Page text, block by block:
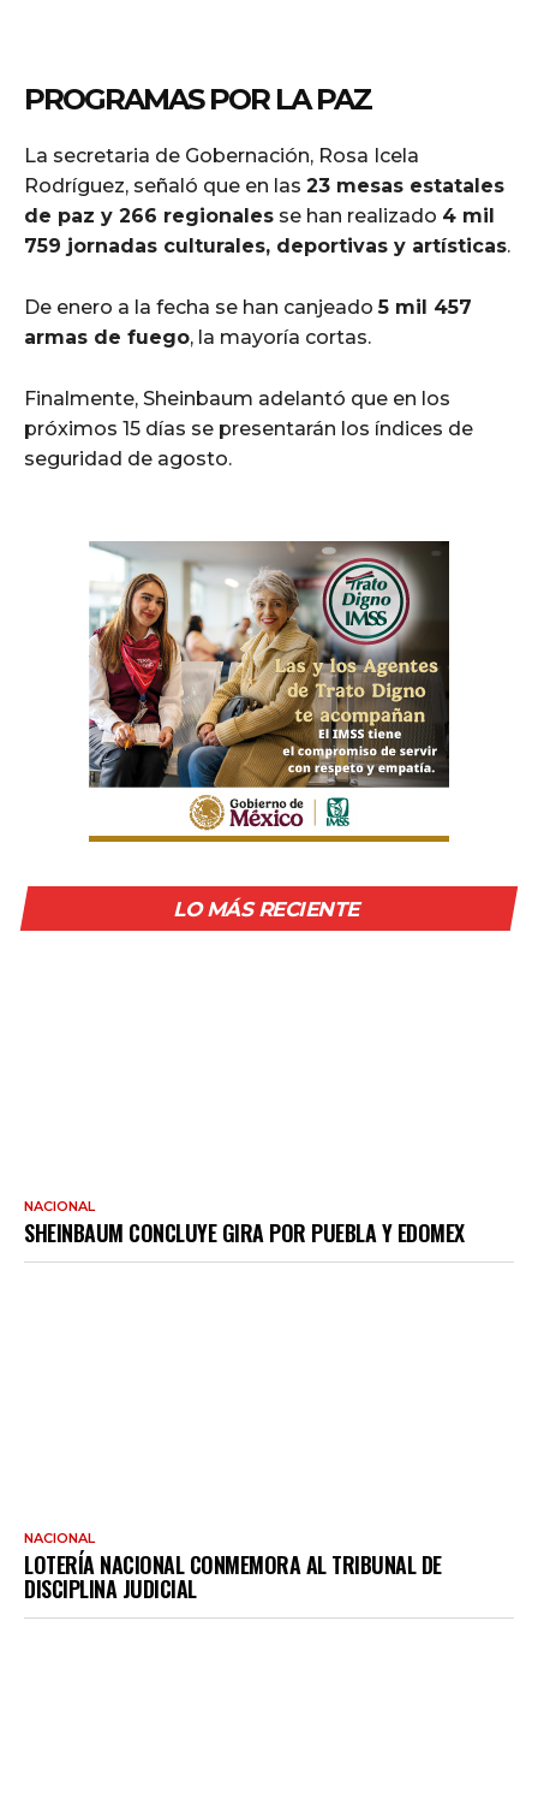
PROGRAMAS POR LA PAZ
La secretaria de Gobernación, Rosa Icela
Rodríguez, señaló que en las 23 mesas estatales
de paz y 266 regionales se han realizado 4 mil
759 jornadas culturales, deportivas y artísticas.
De enero a la fecha se han canjeado5 mil 457
armas de fuego, la mayoría cortas.
Finalmente, Sheinbaum adelantó que en los
próximos 15 días se presentarán los índices de
seguridad de agosto.
LO MÁS RECIENTE
NACIONAL
SHEINBAUM CONCLUYE GIRA POR PUEBLA Y EDOMEX
NACIONAL
LOTERÍA NACIONAL CONMEMORA AL TRIBUNAL DE
DISCIPLINA JUDICIAL